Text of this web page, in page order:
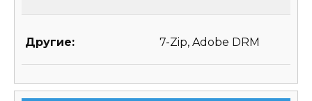
Другие: 7-Zip, Adobe DRM